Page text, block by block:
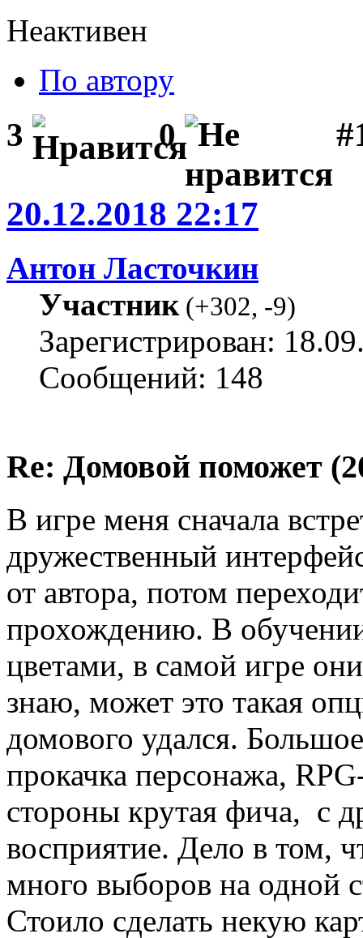
Неактивен
По автору
3 0
20.12.2018 22:17
Антон Ласточкин
Участник(+302, -9)
Зарегистрирован:
Сообщений: 148
Re: Домовой поможет
В игре меня сначала
дружественный
от автора, потом
прохождению. В
цветами, в самой игре
знаю, может это такая
домового удался.
прокачка персонажа,
стороны крутая фича, с
восприятие. Дело в том,
много выборов на одной
Стоило сделать некую